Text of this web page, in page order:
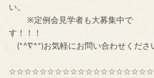
い
※定例会見学者も大募集中で
す！
(*^∇^*)お気軽にお問い合わせくだ